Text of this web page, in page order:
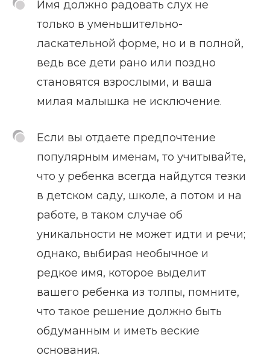
Имя должно радовать слух не
только в уменьшительно-
ласкательной форме, но и в полной,
ведь все дети рано или поздно
становятся взрослыми, и ваша
милая малышка не исключение.
Если вы отдаете предпочтение
популярным именам, то учитывайте,
что у ребенка всегда найдутся тезки
в детском саду, школе, а потом и на
работе, в таком случае об
уникальности не может идти и речи;
однако, выбирая необычное и
редкое имя, которое выделит
вашего ребенка из толпы, помните,
что такое решение должно быть
обдуманным и иметь веские
основания.